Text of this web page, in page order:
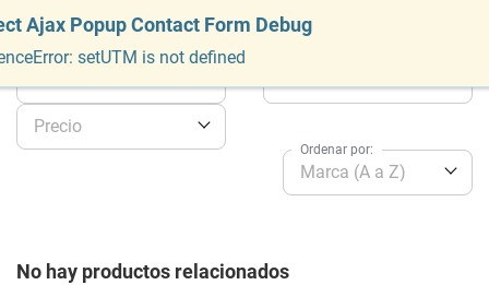
Precio
Marca (A a Z)
Ordenar por:
No hay productos relacionados
Ajax Popup Contact Form Debug
setUTM is not defined
Ajax Popup Contact Form Debug
setUTM is not defined